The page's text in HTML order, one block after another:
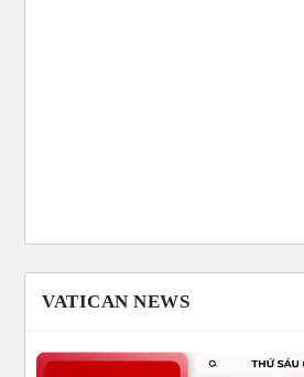
VATICAN NEWS